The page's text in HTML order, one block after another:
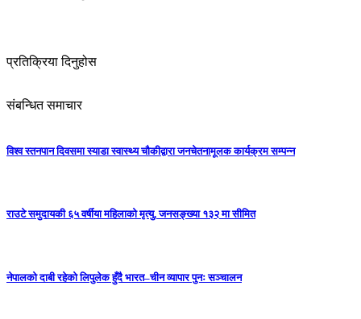
प्रतिक्रिया दिनुहोस
संबन्धित समाचार
विश्व स्तनपान दिवसमा स्याडा स्वास्थ्य चौकीद्वारा जनचेतनामूलक कार्यक्रम सम्पन्न
राउटे समुदायकी ६५ वर्षीया महिलाको मृत्यु, जनसङ्ख्या १३२ मा सीमित
नेपालको दाबी रहेको लिपुलेक हुँदै भारत–चीन व्यापार पुनः सञ्चालन